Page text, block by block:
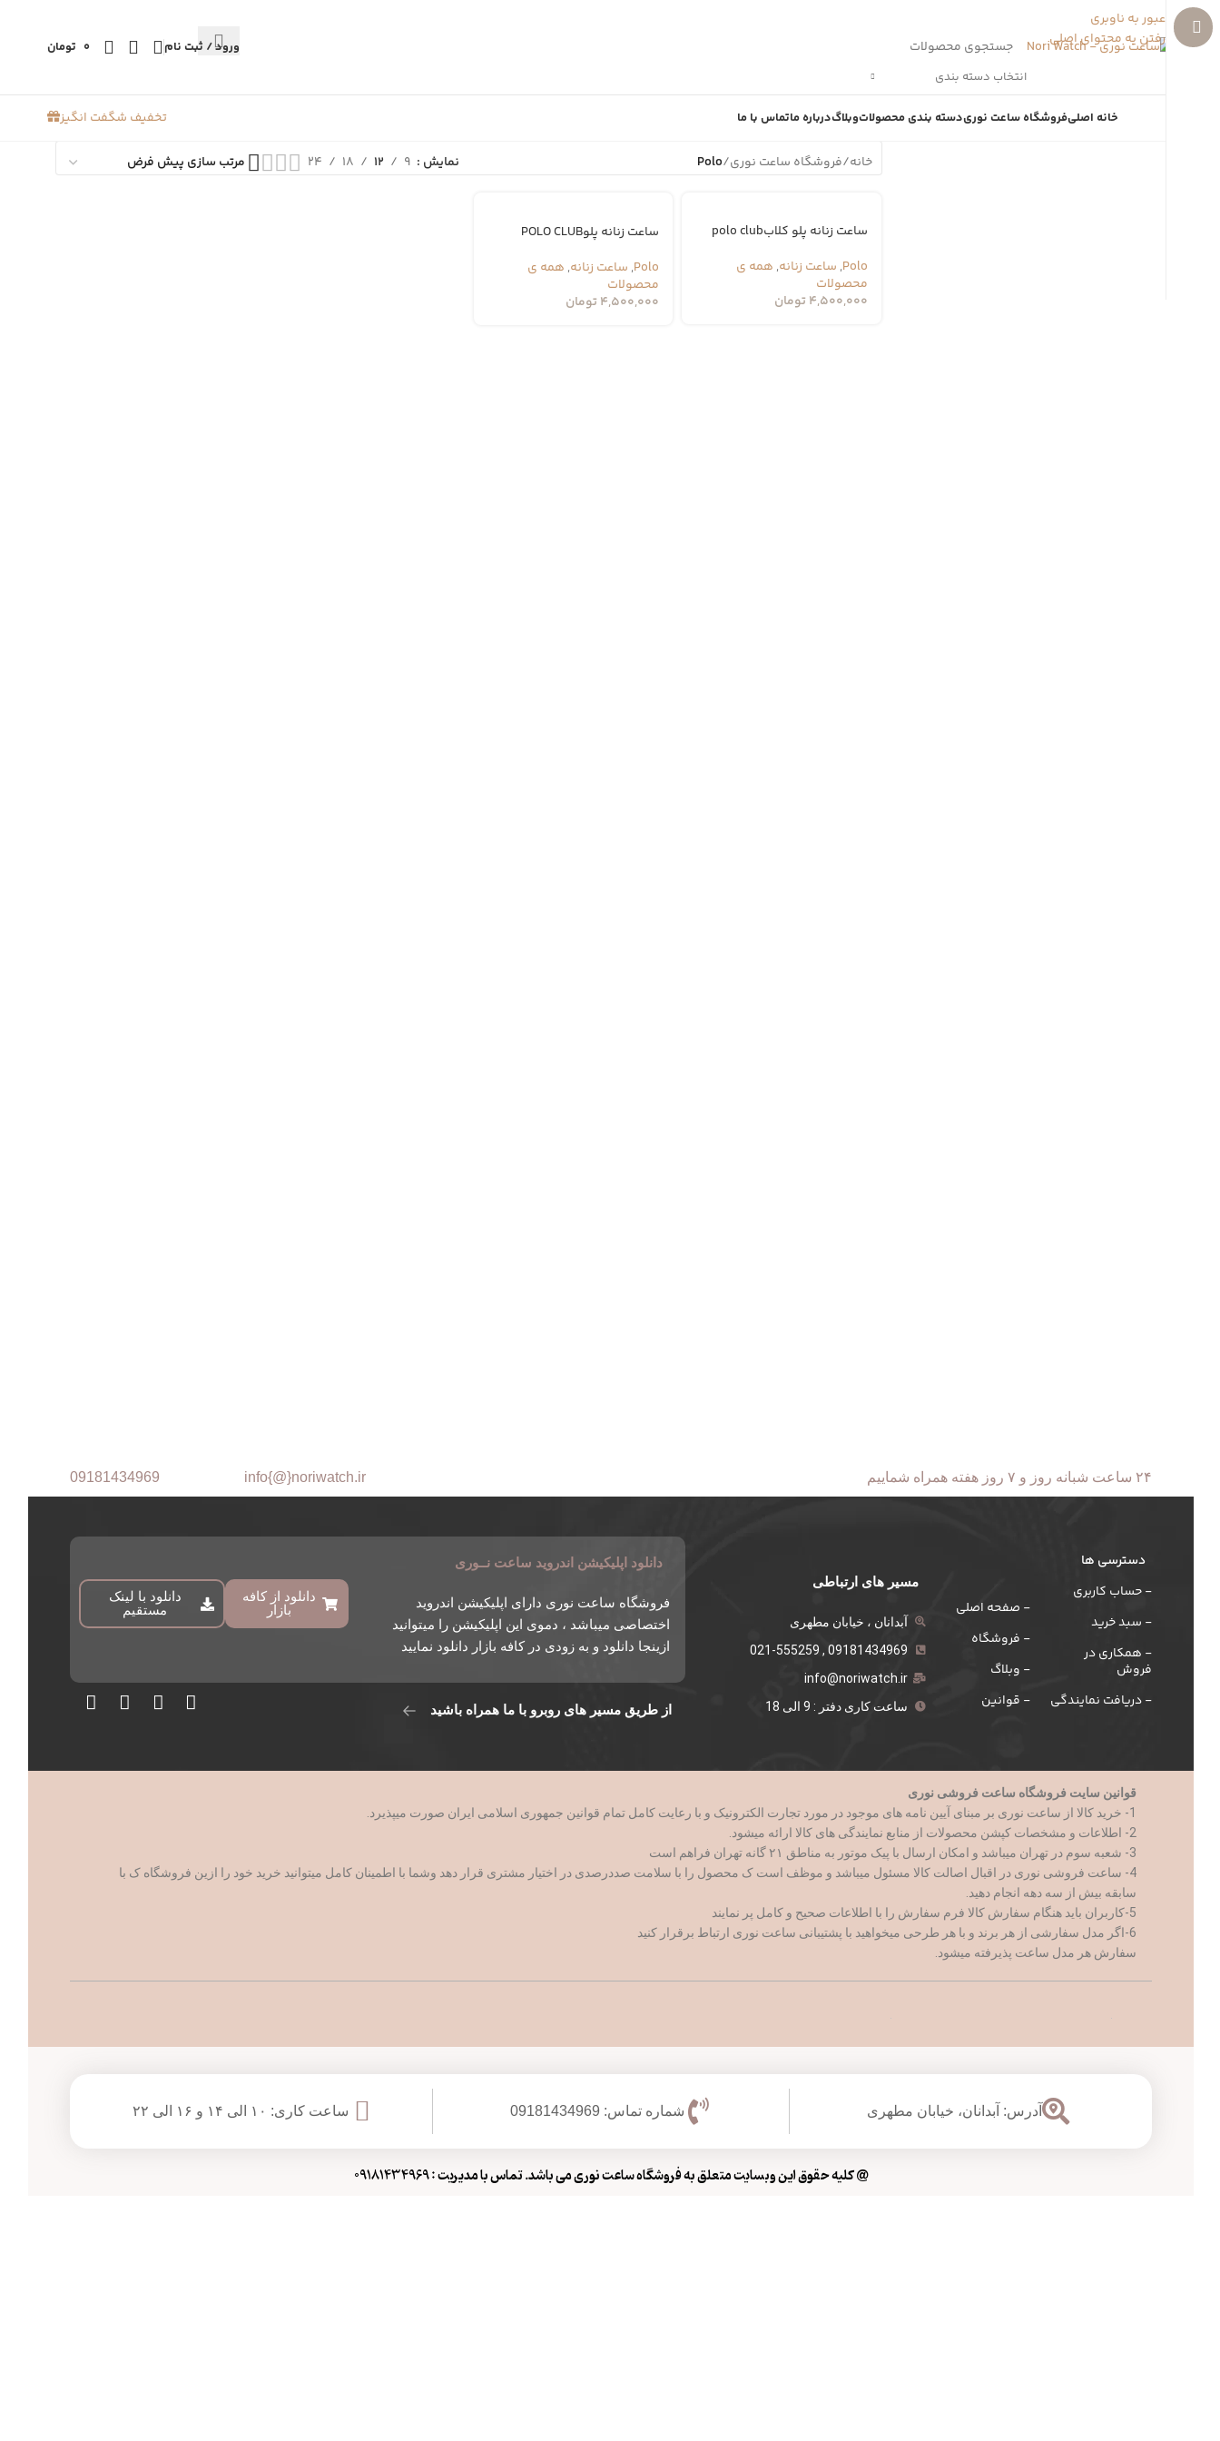
عبور به ناوبری
رفتن به محتوای اصلی
انتخاب دسته بندی
ورود / ثبت نام 0 تومان
خانه اصلیفروشگاه ساعت نوریدسته بندی محصولاتوبلاگدرباره ماتماس با ما تخفیف شگفت انگیز
خانه/فروشگاه ساعت نوری/
Polo نمایش 9
12
18
24
ساعت زنانه پلو کلابpolo club
Polo
, ساعت زنانه, همه ی
محصولات
4,500,000تومان
ساعت زنانه پلوPOLO CLUB
Polo
, ساعت زنانه, همه ی
محصولات
4,500,000تومان
۲۴ ساعت شبانه روز و ۷ روز هفته همراه شماییم info{@}noriwatch.ir
09181434969
دسترسی ها
- حساب کاربری
- سبد خرید
- همکاری در
فروش
- دریافت نمایندگی
- صفحه اصلی
- فروشگاه
- وبلاگ
- قوانین
مسیر های ارتباطی
آبدانان ، خیابان مطهری
09181434969 , 021-555259
info@noriwatch.ir
ساعت کاری دفتر : 9 الی 18
دانلود اپلیکیشن اندروید ساعت نــوری
فروشگاه ساعت نوری دارای اپلیکیشن اندروید
اختصاصی میباشد ، دموی این اپلیکیشن را میتوانید
ازینجا دانلود و به زودی در کافه بازار دانلود نمایید
دانلود از کافه
بازار
دانلود با لینک
مستقیم
از طریق مسیر های روبرو با ما همراه باشید
قوانین سایت فروشگاه ساعت فروشی نوری
1- خرید کالا از ساعت نوری بر مبنای آیین نامه های موجود در مورد تجارت الکترونیک و با رعایت کامل تمام قوانین جمهوری اسلامی ایران صورت میپذیرد.
2- اطلاعات و مشخصات کپشن محصولات از منابع نمایندگی های کالا ارائه میشود.
3- شعبه سوم در تهران میباشد و امکان ارسال با پیک موتور به مناطق ۲۱ گانه تهران فراهم است
4- ساعت فروشی نوری در اقبال اصالت کالا مسئول میباشد و موظف است ک محصول را با سلامت صددرصدی در اختیار مشتری قرار دهد وشما با اطمینان کامل میتوانید خرید خود را ازین فروشگاه ک با
سابقه بیش از سه دهه انجام دهید.
5-کاربران باید هنگام سفارش کالا فرم سفارش را با اطلاعات صحیح و کامل پر نمایند
6-اگر مدل سفارشی از هر برند و با هر طرحی میخواهید با پشتیبانی ساعت نوری ارتباط برقرار کنید
سفارش هر مدل ساعت پذیرفته میشود.
آدرس: آبدانان، خیابان مطهری شماره تماس: 09181434969 ساعت کاری: ۱۰ الی ۱۴ و ۱۶ الی ۲۲
@ کلیه حقوق این وبسایت متعلق به فروشگاه ساعت نوری می باشد. تماس با مدیریت : 09181434969